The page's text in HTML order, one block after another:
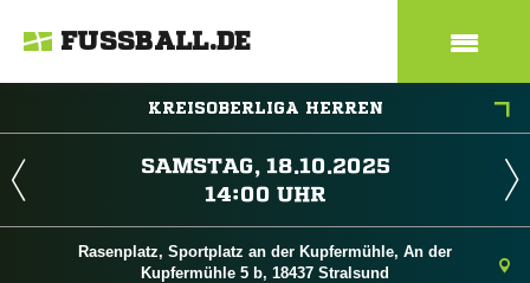
FUSSBALL.DE
KREISOBERLIGA HERREN
 
 
Rasenplatz, Sportplatz an der Kupfermühle, An der
Kupfermühle 5 b, 18437 Stralsund